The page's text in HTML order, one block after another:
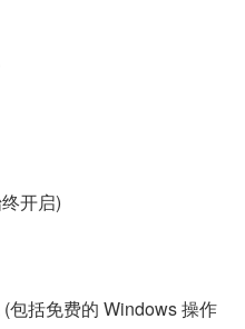
开启)
包括免费的 Windows 操作